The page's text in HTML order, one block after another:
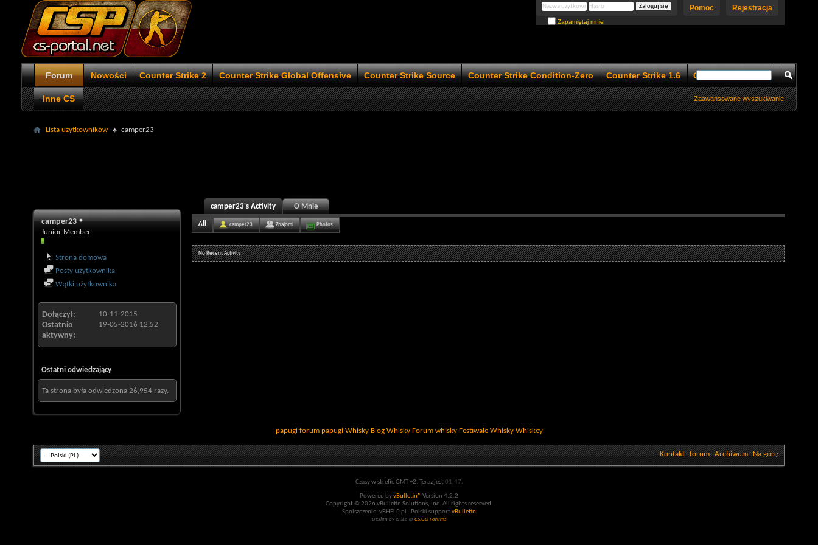
Rejestracja
Pomoc
Zapamiętaj mnie
Forum Nowości Counter Strike 2 Counter Strike Global Offensive Counter Strike Source Counter Strike Condition-Zero Counter Strike 1.6 Counter Strike 1.5
Inne CS Zaawansowane wyszukiwanie
Lista użytkowników camper23
camper23
Junior Member
Strona domowa
Posty użytkownika
Wątki użytkownika
Dołączył 10-11-2015
Ostatnio
aktywny
19-05-2016 12:52
Ostatni odwiedzający
Ta strona była odwiedzona 26,954 razy.
camper23's Activity O Mnie
All camper23 Znajomi Photos
No Recent Activity
papugi forum papugi Whisky Blog Whisky Forum whisky Festiwale Whisky Whiskey
Kontakt forum Archiwum Na górę
Czasy w strefie GMT +2. Teraz jest01:47.
Powered byvBulletin® Version 4.2.2
Copyright © 2026 vBulletin Solutions, Inc. All rights reserved.
Spolszczenie: vBHELP.pl - Polski supportvBulletin
Design by eXiLe @ CS:GO Forums